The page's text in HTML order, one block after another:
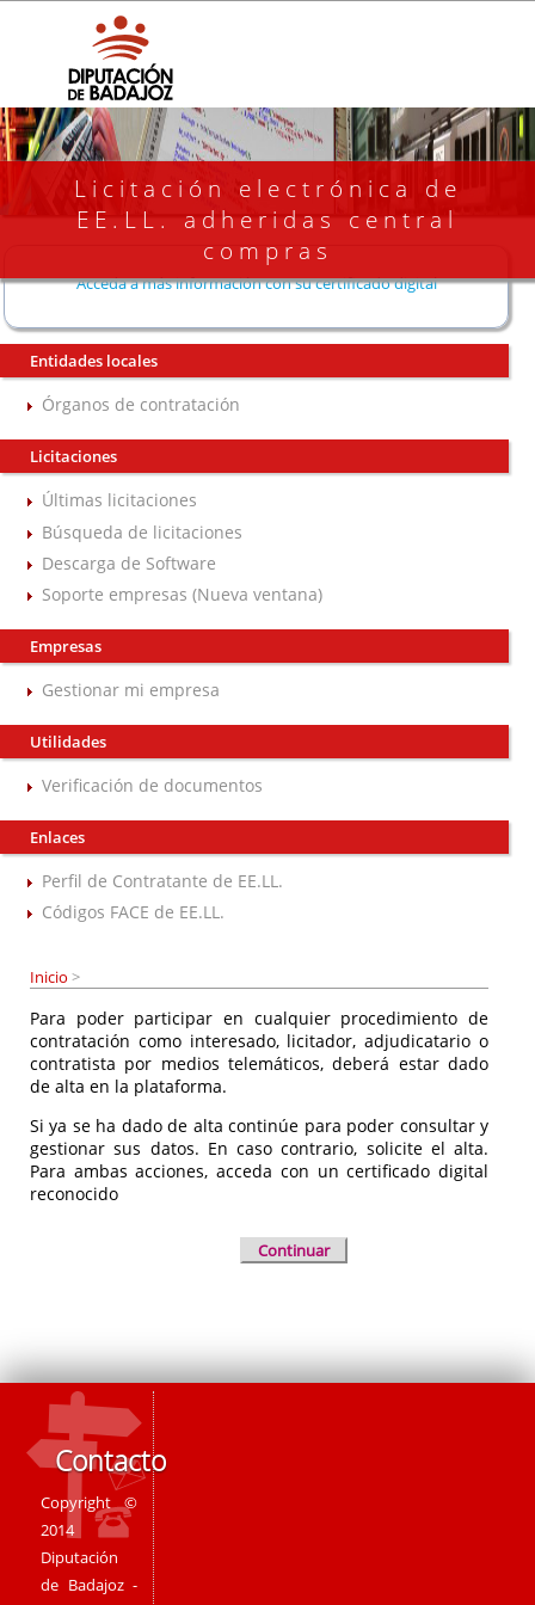
Licitación electrónica de
EE.LL. adheridas central
compras
Acceda a más información con su certificado digital
Entidades locales
Órganos de contratación
Licitaciones
Últimas licitaciones
Búsqueda de licitaciones
Descarga de Software
Soporte empresas (Nueva ventana)
Empresas
Gestionar mi empresa
Utilidades
Verificación de documentos
Enlaces
Perfil de Contratante de EE.LL.
Códigos FACE de EE.LL.
Inicio >
Para poder participar en cualquier procedimiento de
contratación como interesado, licitador, adjudicatario o
contratista por medios telemáticos, deberá estar dado
de alta en la plataforma.
Si ya se ha dado de alta continúe para poder consultar y
gestionar sus datos. En caso contrario, solicite el alta.
Para ambas acciones, acceda con un certificado digital
reconocido
Continuar
Contacto
Copyright ©
2014
Diputación
de Badajoz -